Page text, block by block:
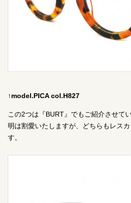
↑model.PICA col.H827
この2つは『BURT』でもご紹介させて
明は割愛いたしますが、どちらもレス
す。